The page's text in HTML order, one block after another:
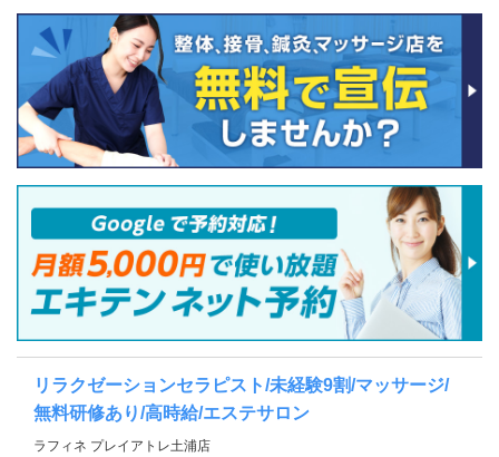
リラクゼーションセラピスト/未経験9割/マッサージ/
無料研修あり/高時給/エステサロン
ラフィネ プレイアトレ土浦店